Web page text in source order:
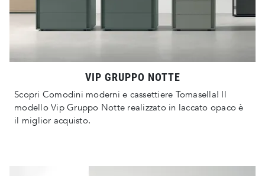
VIP GRUPPO NOTTE
Scopri Comodini moderni e cassettiere Tomasella! Il
modello Vip Gruppo Notte realizzato in laccato opaco è
il miglior acquisto.